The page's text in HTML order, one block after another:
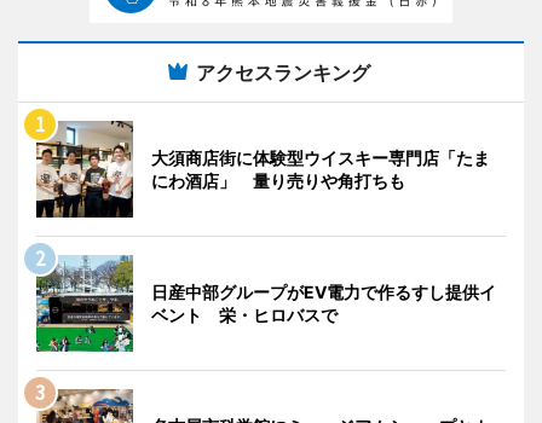
アクセスランキング
大須商店街に体験型ウイスキー専門店「たま
にわ酒店」 量り売りや角打ちも
日産中部グループがEV電力で作るすし提供イ
ベント 栄・ヒロバスで